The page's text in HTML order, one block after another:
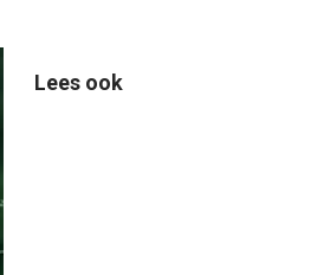
Lees ook